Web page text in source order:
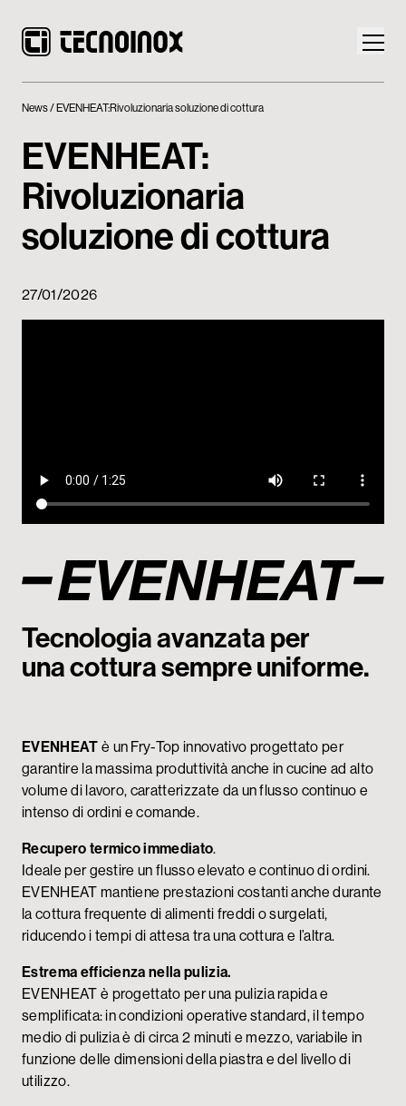
Prodotti
Mondo Tecnoinox
News
News EVENHEAT:Rivoluzionaria soluzione di cottura
EVENHEAT:
Rivoluzionaria
soluzione di cottura
27/01/2026
Tecnologia avanzata per
una cottura sempre uniforme.
EVENHEAT è un Fry-Top innovativo progettato per
garantire la massima produttività anche in cucine ad alto
volume di lavoro, caratterizzate da un flusso continuo e
intenso di ordini e comande.
Recupero termico immediato.
Ideale per gestire un flusso elevato e continuo di ordini.
EVENHEAT mantiene prestazioni costanti anche durante
la cottura frequente di alimenti freddi o surgelati,
riducendo i tempi di attesa tra una cottura e l’altra.
Estrema efficienza nella pulizia.
EVENHEAT è progettato per una pulizia rapida e
semplificata: in condizioni operative standard, il tempo
medio di pulizia è di circa 2 minuti e mezzo, variabile in
funzione delle dimensioni della piastra e del livello di
utilizzo.